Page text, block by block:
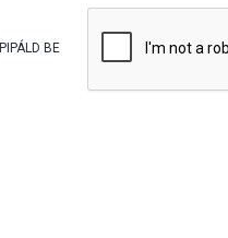
PIPÁLD BE